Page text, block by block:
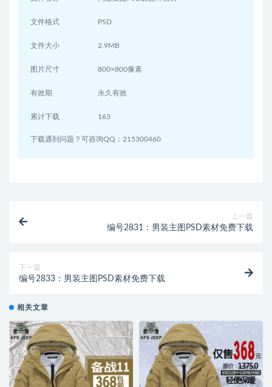
文件格式 PSD
文件大小 2.9MB
图片尺寸 800×800像素
有效期 永久有效
累计下载 163
下载遇到问题？可咨询QQ：215300460
上一篇
编号2831：男装主图PSD素材免费下载
下一篇
编号2833：男装主图PSD素材免费下载
相关文章